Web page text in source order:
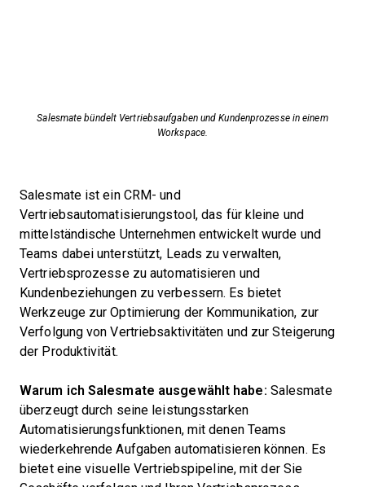
Salesmate bündelt Vertriebsaufgaben und Kundenprozesse in einem
Workspace.
Salesmate ist ein CRM- und
Vertriebsautomatisierungstool, das für kleine und
mittelständische Unternehmen entwickelt wurde und
Teams dabei unterstützt, Leads zu verwalten,
Vertriebsprozesse zu automatisieren und
Kundenbeziehungen zu verbessern. Es bietet
Werkzeuge zur Optimierung der Kommunikation, zur
Verfolgung von Vertriebsaktivitäten und zur Steigerung
der Produktivität.
Warum ich Salesmate ausgewählt habe: Salesmate
überzeugt durch seine leistungsstarken
Automatisierungsfunktionen, mit denen Teams
wiederkehrende Aufgaben automatisieren können. Es
bietet eine visuelle Vertriebspipeline, mit der Sie